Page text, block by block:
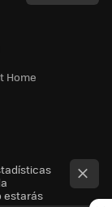
Home
estarás